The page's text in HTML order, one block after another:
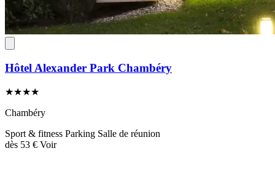
Hôtel Alexander Park Chambéry
★★★★
Chambéry
Sport & fitness Parking Salle de réunion
dès 53 € Voir